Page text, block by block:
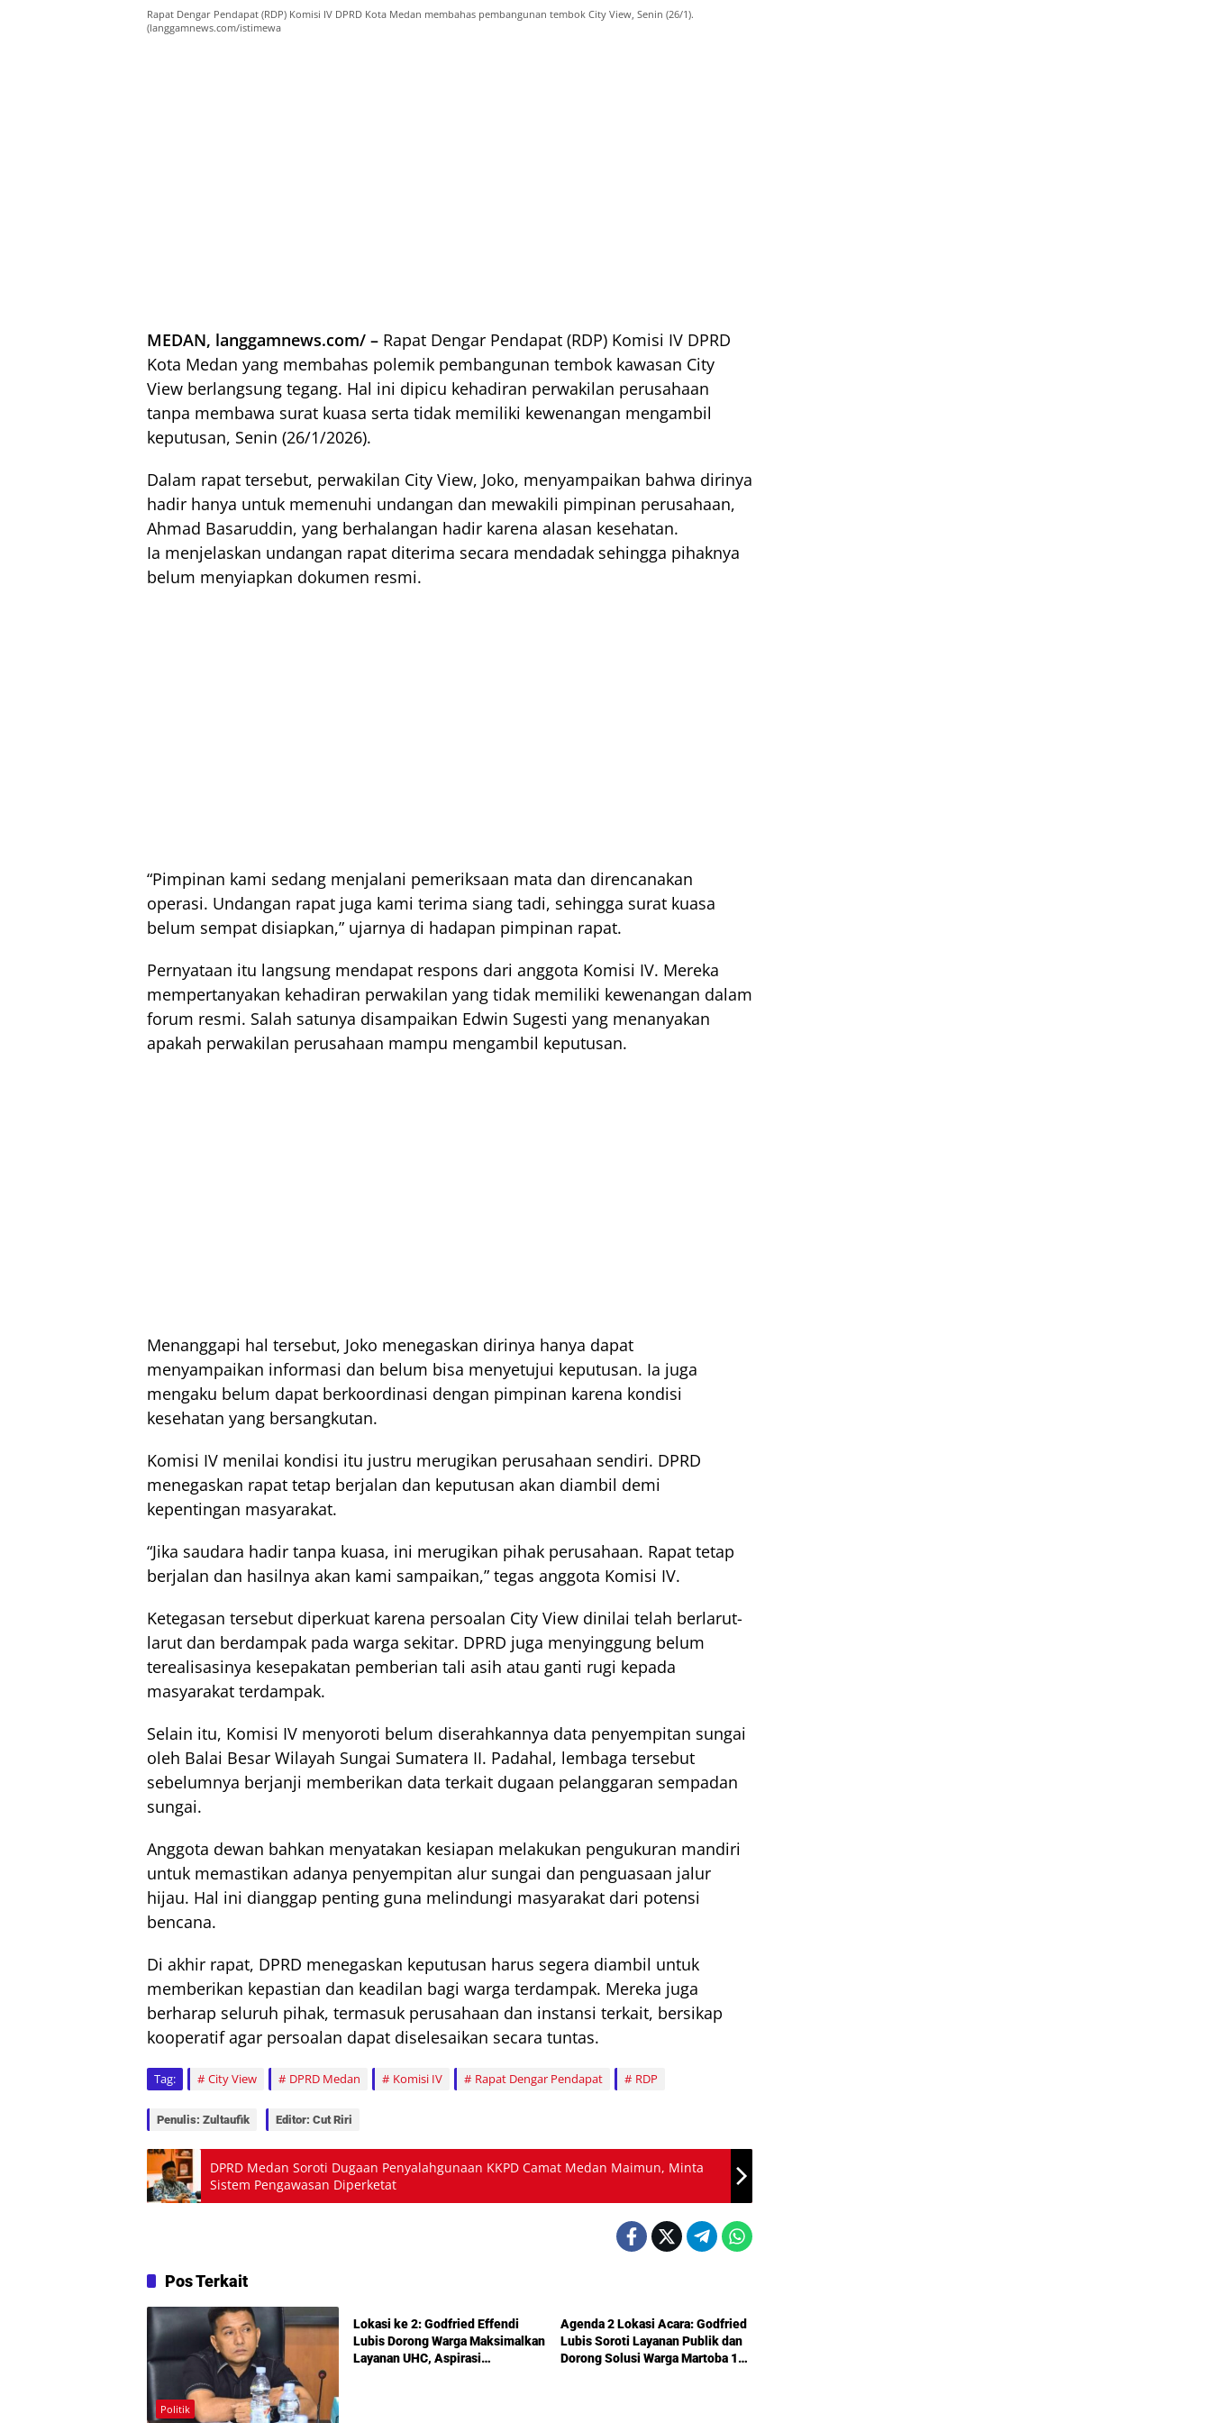
Rapat Dengar Pendapat (RDP) Komisi IV DPRD Kota Medan membahas pembangunan tembok City View, Senin (26/1).
(langgamnews.com/istimewa
MEDAN, langgamnews.com/ – Rapat Dengar Pendapat (RDP) Komisi IV DPRD
Kota Medan yang membahas polemik pembangunan tembok kawasan City
View berlangsung tegang. Hal ini dipicu kehadiran perwakilan perusahaan
tanpa membawa surat kuasa serta tidak memiliki kewenangan mengambil
keputusan, Senin (26/1/2026).
Dalam rapat tersebut, perwakilan City View, Joko, menyampaikan bahwa dirinya
hadir hanya untuk memenuhi undangan dan mewakili pimpinan perusahaan,
Ahmad Basaruddin, yang berhalangan hadir karena alasan kesehatan.
Ia menjelaskan undangan rapat diterima secara mendadak sehingga pihaknya
belum menyiapkan dokumen resmi.
“Pimpinan kami sedang menjalani pemeriksaan mata dan direncanakan
operasi. Undangan rapat juga kami terima siang tadi, sehingga surat kuasa
belum sempat disiapkan,” ujarnya di hadapan pimpinan rapat.
Pernyataan itu langsung mendapat respons dari anggota Komisi IV. Mereka
mempertanyakan kehadiran perwakilan yang tidak memiliki kewenangan dalam
forum resmi. Salah satunya disampaikan Edwin Sugesti yang menanyakan
apakah perwakilan perusahaan mampu mengambil keputusan.
Menanggapi hal tersebut, Joko menegaskan dirinya hanya dapat
menyampaikan informasi dan belum bisa menyetujui keputusan. Ia juga
mengaku belum dapat berkoordinasi dengan pimpinan karena kondisi
kesehatan yang bersangkutan.
Komisi IV menilai kondisi itu justru merugikan perusahaan sendiri. DPRD
menegaskan rapat tetap berjalan dan keputusan akan diambil demi
kepentingan masyarakat.
“Jika saudara hadir tanpa kuasa, ini merugikan pihak perusahaan. Rapat tetap
berjalan dan hasilnya akan kami sampaikan,” tegas anggota Komisi IV.
Ketegasan tersebut diperkuat karena persoalan City View dinilai telah berlarut-
larut dan berdampak pada warga sekitar. DPRD juga menyinggung belum
terealisasinya kesepakatan pemberian tali asih atau ganti rugi kepada
masyarakat terdampak.
Selain itu, Komisi IV menyoroti belum diserahkannya data penyempitan sungai
oleh Balai Besar Wilayah Sungai Sumatera II. Padahal, lembaga tersebut
sebelumnya berjanji memberikan data terkait dugaan pelanggaran sempadan
sungai.
Anggota dewan bahkan menyatakan kesiapan melakukan pengukuran mandiri
untuk memastikan adanya penyempitan alur sungai dan penguasaan jalur
hijau. Hal ini dianggap penting guna melindungi masyarakat dari potensi
bencana.
Di akhir rapat, DPRD menegaskan keputusan harus segera diambil untuk
memberikan kepastian dan keadilan bagi warga terdampak. Mereka juga
berharap seluruh pihak, termasuk perusahaan dan instansi terkait, bersikap
kooperatif agar persoalan dapat diselesaikan secara tuntas.
Tag: City View DPRD Medan Komisi IV Rapat Dengar Pendapat RDP
Penulis: Zultaufik Editor: Cut Riri
DPRD Medan Soroti Dugaan Penyalahgunaan KKPD Camat Medan Maimun, Minta
Sistem Pengawasan Diperketat
Pos Terkait
Politik
Lokasi ke 2: Godfried Effendi
Lubis Dorong Warga Maksimalkan
Layanan UHC, Aspirasi
Agenda 2 Lokasi Acara: Godfried
Lubis Soroti Layanan Publik dan
Dorong Solusi Warga Martoba 1